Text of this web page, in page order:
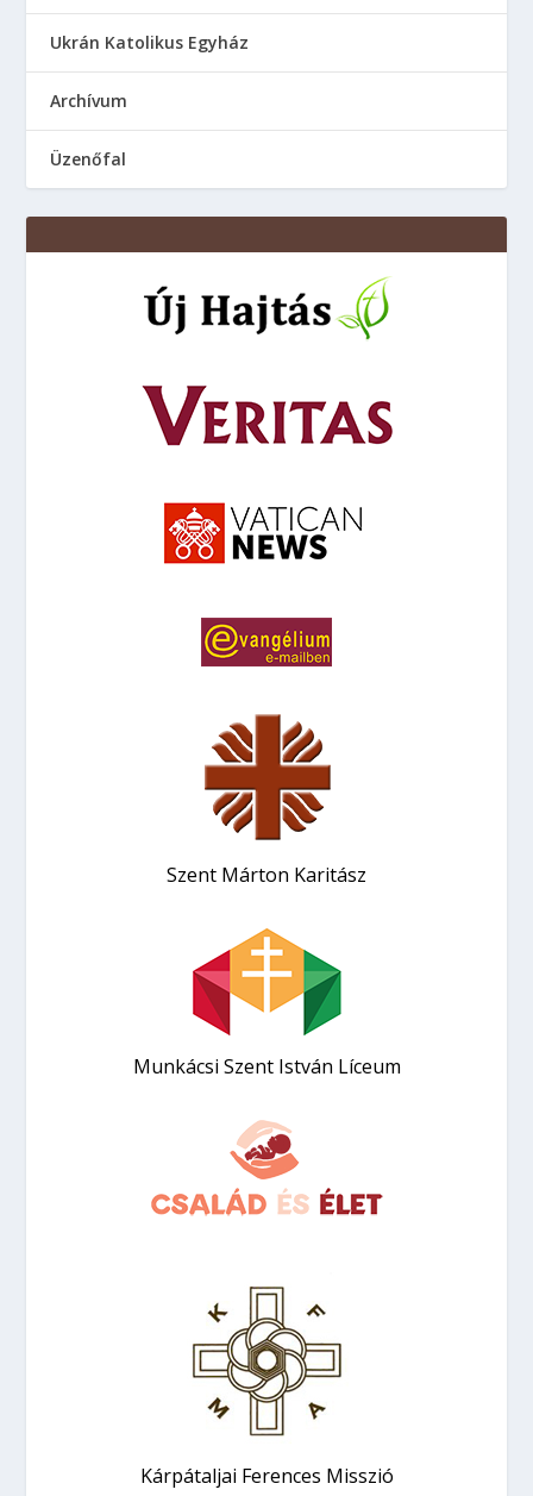
Ukrán Katolikus Egyház
Аrchívum
Üzenőfal
Szent Márton Karitász
Munkácsi Szent István Líceum
Kárpátaljai Ferences Misszió